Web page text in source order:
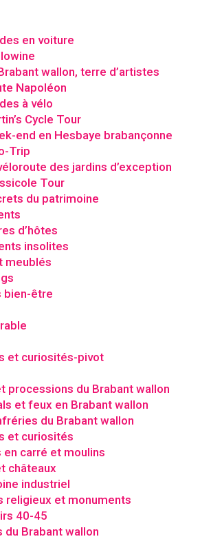
en voiture
wallon, terre d’artistes
Napoléon
à vélo
Cycle Tour
end en Hesbaye brabançonne
Trip
des jardins d’exception
Tour
du patrimoine
d’hôtes
insolites
meublés
bien-être
et curiosités-pivot
processions du Brabant wallon
et feux en Brabant wallon
du Brabant wallon
et curiosités
en carré et moulins
châteaux
industriel
religieux et monuments
40-45
du Brabant wallon